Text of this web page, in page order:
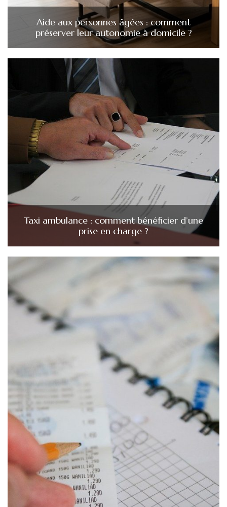
Aide aux personnes âgées : comment
préserver leur autonomie à domicile ?
Taxi ambulance : comment bénéficier d’une
prise en charge ?